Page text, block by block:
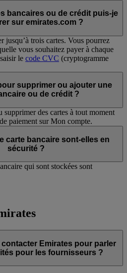
bancaires ou de crédit puis-je
sur emirates.com ?
jusqu’à trois cartes. Vous pourrez
vous souhaitez payer à chaque
le code CVC (cryptogramme
supprimer ou ajouter une
ou de crédit ?
supprimer des cartes à tout moment
paiement sur Mon compte.
carte bancaire sont-elles en
sécurité ?
qui sont stockées sont
Emirates pour parler
pour les fournisseurs ?